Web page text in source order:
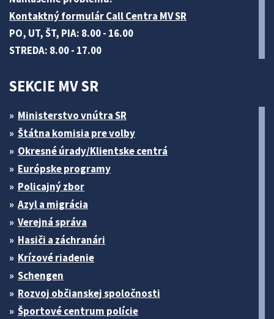
Kontaktný formulár Call Centra MV SR
PO, UT, ŠT, PIA: 8.00 - 16.00
STREDA: 8.00 - 17.00
SEKCIE MV SR
Ministerstvo vnútra SR
Štátna komisia pre volby
Okresné úrady/Klientske centrá
Európske programy
Policajný zbor
Azyl a migrácia
Verejná správa
Hasiči a záchranári
Krízové riadenie
Schengen
Rozvoj občianskej spoločnosti
Športové centrum polície